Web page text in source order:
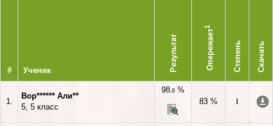
# Ученик Результат Опережает
1
Степень Скачать
1.
Вор****** Али**
5, 5 класс
98,8 %
83 %
I